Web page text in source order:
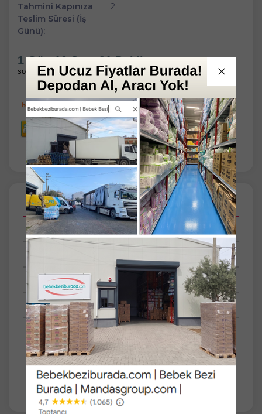
Tahmini Kapınıza
Teslim Süresi (İş
Günü):
2
1 Gün 10 Saat 31 Dakika
sonra kargoda
Açıklamalar
Taksit Seçenekleri
Tüm Sorular
Anket
SET 2'li
Uni Baby Bebek Kolay Tarama Saç ve Vücut
Şampuanı 700ML (Pompalı) (2 Li Set)